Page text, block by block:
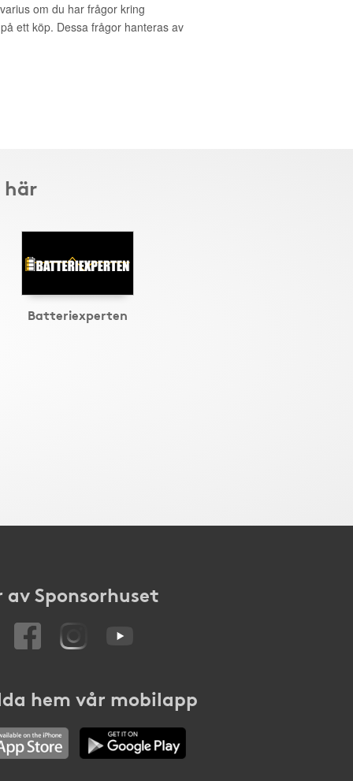
om du har frågor kring
ett köp. Dessa frågor hanteras av
Batteriexperten
av Sponsorhuset
hem vår mobilapp